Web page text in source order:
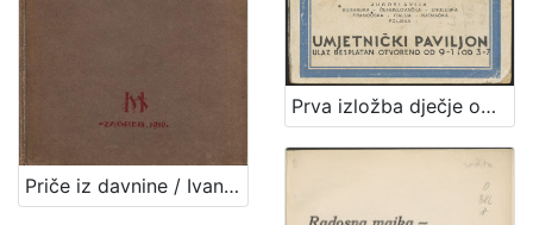
Priče iz davnine / Ivana Brlić Mažuranić ; [ilustrovao Petar Orlić]
Prva izložba dječje omladinske knjige : otvara se 5. VI. 1938. u 11 sati prije podne u umjetničkom paviljonu u Zagrebu i traje do 20. VI. 1938.